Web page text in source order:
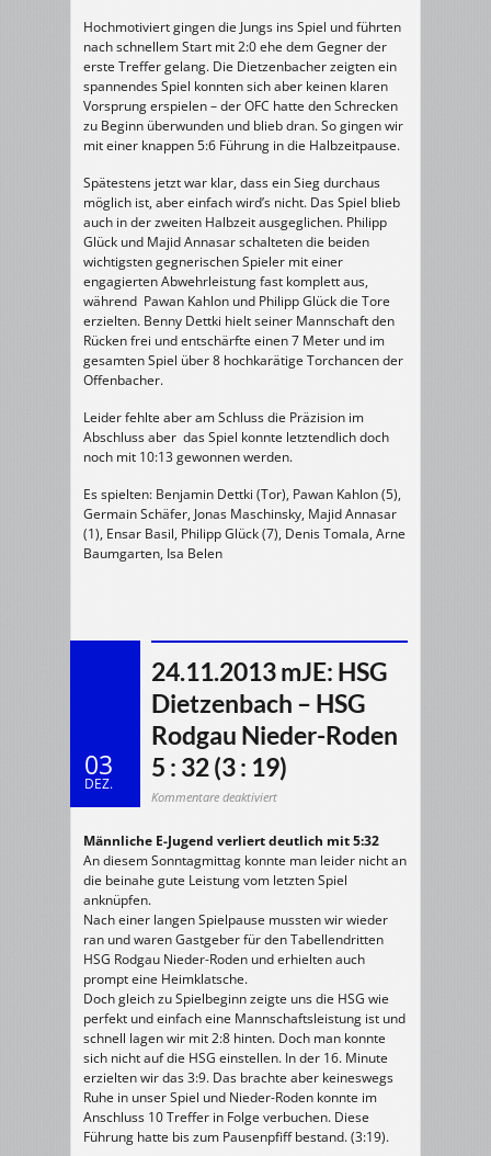
Hochmotiviert gingen die Jungs ins Spiel und führten
nach schnellem Start mit 2:0 ehe dem Gegner der
erste Treffer gelang. Die Dietzenbacher zeigten ein
spannendes Spiel konnten sich aber keinen klaren
Vorsprung erspielen – der OFC hatte den Schrecken
zu Beginn überwunden und blieb dran. So gingen wir
mit einer knappen 5:6 Führung in die Halbzeitpause.
Spätestens jetzt war klar, dass ein Sieg durchaus
möglich ist, aber einfach wird’s nicht. Das Spiel blieb
auch in der zweiten Halbzeit ausgeglichen. Philipp
Glück und Majid Annasar schalteten die beiden
wichtigsten gegnerischen Spieler mit einer
engagierten Abwehrleistung fast komplett aus,
während Pawan Kahlon und Philipp Glück die Tore
erzielten. Benny Dettki hielt seiner Mannschaft den
Rücken frei und entschärfte einen 7 Meter und im
gesamten Spiel über 8 hochkarätige Torchancen der
Offenbacher.
Leider fehlte aber am Schluss die Präzision im
Abschluss aber das Spiel konnte letztendlich doch
noch mit 10:13 gewonnen werden.
Es spielten: Benjamin Dettki (Tor), Pawan Kahlon (5),
Germain Schäfer, Jonas Maschinsky, Majid Annasar
(1), Ensar Basil, Philipp Glück (7), Denis Tomala, Arne
Baumgarten, Isa Belen
03
DEZ.
24.11.2013 mJE: HSG
Dietzenbach – HSG
Rodgau Nieder-Roden
5 : 32 (3 : 19)
Kommentare deaktiviertfür
Dietzenbach
–
HSG
Nieder-
:
32
(3
:
19)
Männliche E-Jugend verliert deutlich mit 5:32
An diesem Sonntagmittag konnte man leider nicht an
die beinahe gute Leistung vom letzten Spiel
anknüpfen.
Nach einer langen Spielpause mussten wir wieder
ran und waren Gastgeber für den Tabellendritten
HSG Rodgau Nieder-Roden und erhielten auch
prompt eine Heimklatsche.
Doch gleich zu Spielbeginn zeigte uns die HSG wie
perfekt und einfach eine Mannschaftsleistung ist und
schnell lagen wir mit 2:8 hinten. Doch man konnte
sich nicht auf die HSG einstellen. In der 16. Minute
erzielten wir das 3:9. Das brachte aber keineswegs
Ruhe in unser Spiel und Nieder-Roden konnte im
Anschluss 10 Treffer in Folge verbuchen. Diese
Führung hatte bis zum Pausenpfiff bestand. (3:19).